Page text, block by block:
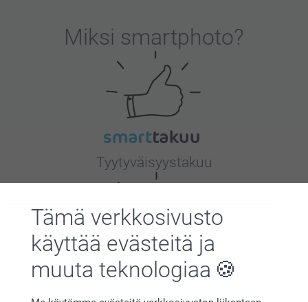
Tämä verkkosivusto
käyttää evästeitä ja
muuta teknologiaa
Miksi smartphoto?
Tyytyväisyystakuu
Bonusta kaikista tilauksista